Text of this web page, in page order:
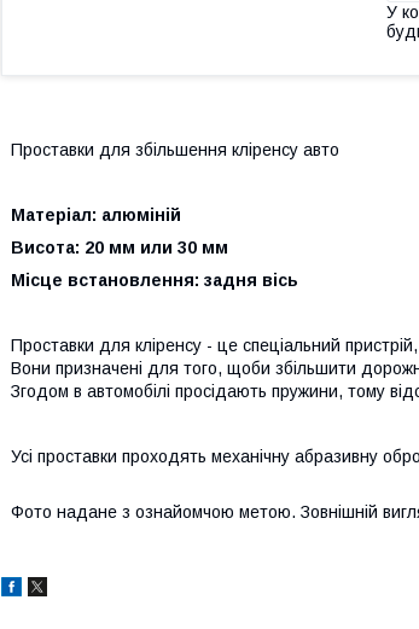
У
Проставки для збільшення кліренсу авто
Матеріал: алюміній
Висота: 20 мм или 30 мм
Місце встановлення: задня вісь
Проставки для кліренсу - це спеціальний
Вони призначені для того, щоби збільшити
Згодом в автомобілі просідають пружини, тому
Усі проставки проходять механічну абразивну
Фото надане з ознайомчою метою. Зовнішній